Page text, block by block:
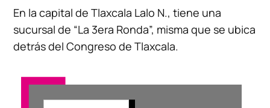
En la capital de Tlaxcala Lalo N., tiene una
sucursal de “La 3era Ronda”, misma que se ubica
detrás del Congreso de Tlaxcala.